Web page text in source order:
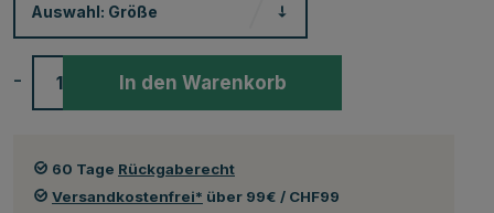
Auswahl: Größe
- In den Warenkorb
60 Tage Rückgaberecht
Versandkostenfrei* über 99€ / CHF99